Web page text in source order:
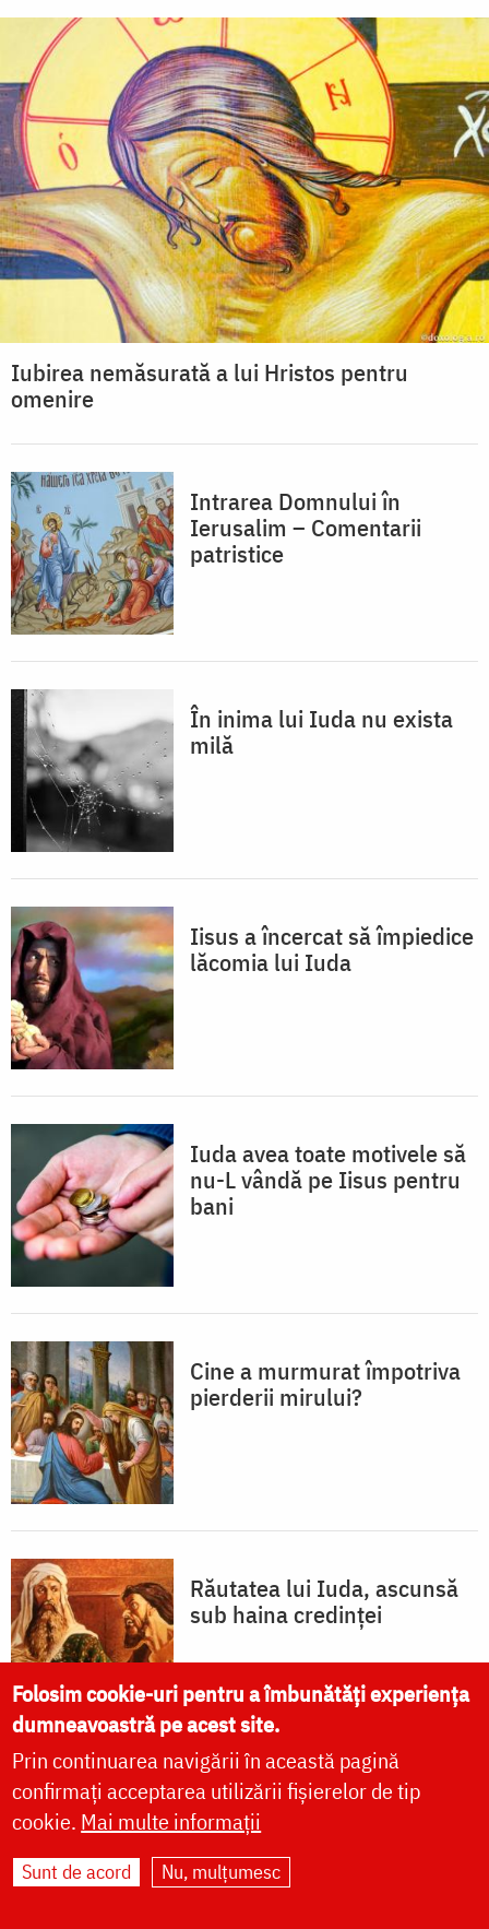
Iubirea nemăsurată a lui Hristos pentru
omenire
Intrarea Domnului în
Ierusalim – Comentarii
patristice
În inima lui Iuda nu exista
milă
Iisus a încercat să împiedice
lăcomia lui Iuda
Iuda avea toate motivele să
nu-L vândă pe Iisus pentru
bani
Cine a murmurat împotriva
pierderii mirului?
Răutatea lui Iuda, ascunsă
sub haina credinței
Maria nu a avut îndrăzneala
să-I ungă prima dată capul
Folosim cookie-uri pentru a îmbunătăți experiența
dumneavoastră pe acest site.
Prin continuarea navigării în această pagină
confirmați acceptarea utilizării fișierelor de tip
cookie. Mai multe informații
Sunt de acord Nu, mulțumesc